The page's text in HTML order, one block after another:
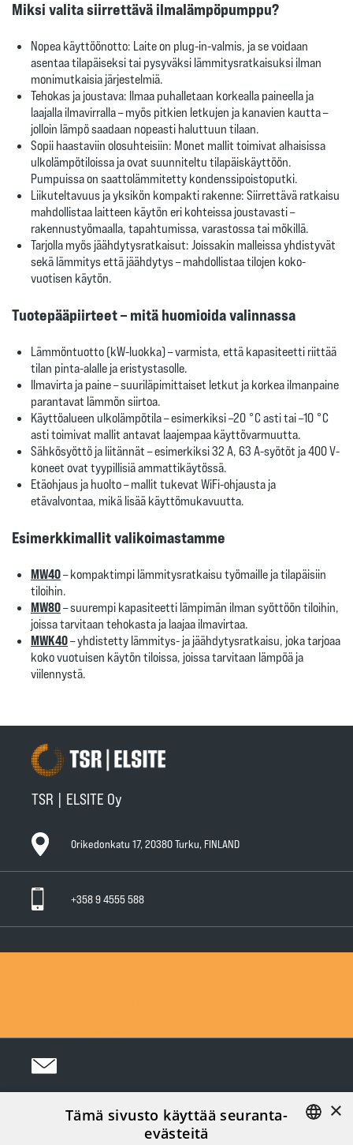
Miksi valita siirrettävä ilmalämpöpumppu?
Nopea käyttöönotto: Laite on plug-in-valmis, ja se voidaan
asentaa tilapäiseksi tai pysyväksi lämmitysratkaisuksi ilman
monimutkaisia järjestelmiä.
Tehokas ja joustava: Ilmaa puhalletaan korkealla paineella ja
laajalla ilmavirralla – myös pitkien letkujen ja kanavien kautta –
jolloin lämpö saadaan nopeasti haluttuun tilaan.
Sopii haastaviin olosuhteisiin: Monet mallit toimivat alhaisissa
ulkolämpötiloissa ja ovat suunniteltu tilapäiskäyttöön.
Pumpuissa on saattolämmitetty kondenssipoistoputki.
Liikuteltavuus ja yksikön kompakti rakenne: Siirrettävä ratkaisu
mahdollistaa laitteen käytön eri kohteissa joustavasti –
rakennustyömaalla, tapahtumissa, varastossa tai mökillä.
Tarjolla myös jäähdytysratkaisut: Joissakin malleissa yhdistyvät
sekä lämmitys että jäähdytys – mahdollistaa tilojen koko-
vuotisen käytön.
Tuotepääpiirteet – mitä huomioida valinnassa
Lämmöntuotto (kW-luokka)– varmista, että kapasiteetti riittää
tilan pinta-alalle ja eristystasolle.
Ilmavirta ja paine– suuriläpimittaiset letkut ja korkea ilmanpaine
parantavat lämmön siirtoa.
Käyttöalueen ulkolämpötila– esimerkiksi –20 °C asti tai –10 °C
asti toimivat mallit antavat laajempaa käyttövarmuutta.
Sähkösyöttö ja liitännät – esimerkiksi 32 A, 63 A-syötöt ja 400 V-
koneet ovat tyypillisiä ammattikäytössä.
Etäohjaus ja huolto– mallit tukevat WiFi-ohjausta ja
etävalvontaa, mikä lisää käyttömukavuutta.
Esimerkkimallit valikoimastamme
MW40– kompaktimpi lämmitysratkaisu työmaille ja tilapäisiin
tiloihin.
MW80– suurempi kapasiteetti lämpimän ilman syöttöön tiloihin,
joissa tarvitaan tehokasta ja laajaa ilmavirtaa.
MWK40– yhdistetty lämmitys- ja jäähdytysratkaisu, joka tarjoaa
koko vuotuisen käytön tiloissa, joissa tarvitaan lämpöä ja
viilennystä.
TSR | ELSITE Oy
Orikedonkatu 17, 20380 Turku, FINLAND
+358 9 4555 588
×
Tämä sivusto käyttää seuranta-
evästeitä